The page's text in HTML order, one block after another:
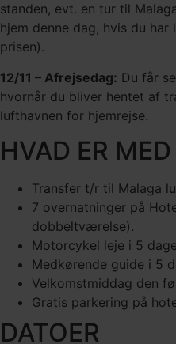
standen, evt. en tur til
hjem denne dag, hvis du
prisen).
12/11 – Afrejsedag: Du får
hvornår du bliver hentet af
lufthavnen for hjemrejse.
HVAD ER
Transfer t/r til Malaga
7 overnatninger på
dobbeltværelse).
Motorcykel leje i 5
Medkørende guide i 5
Velkomstmiddag den
Gratis parkering på
DATOER